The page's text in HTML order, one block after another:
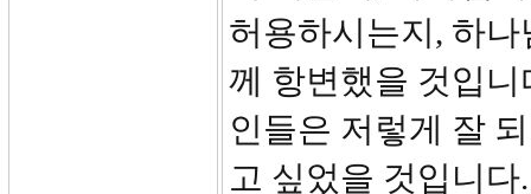
허용하시는지, 하
께 항변했을 것입니
인들은 저렇게 잘
고 싶었을 것입니